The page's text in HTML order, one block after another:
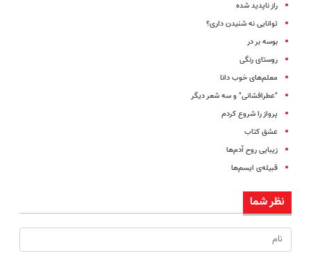
راز ناپدید شده
توانایی نه شنیدن داری؟
بوسه بر در
روستای رنگی
معلم‌های خوب دانا
"عطر‌افشانی" و سه شعر دیگر
پرواز را شروع کردم
عشق کتاب
زیبایی روح آدم‌ها
قبیله‌ی ایسم‌‌ها
نظر شما